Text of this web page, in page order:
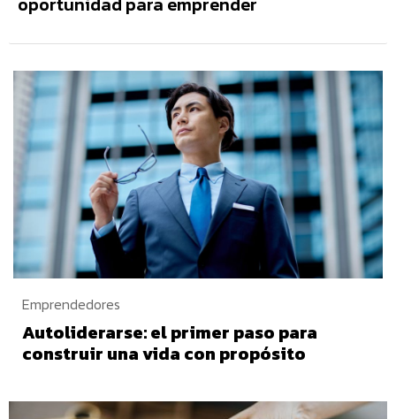
Emprendedores
Autoliderarse: el primer paso para
construir una vida con propósito